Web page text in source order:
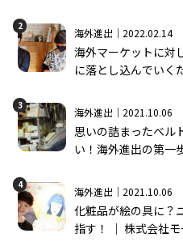
2
海外進出｜2022.02.14
海外マーケットに対
に落とし込んでいく
3
海外進出｜2021.10.06
思いの詰まったベル
い！海外進出の第一
4
海外進出｜2021.10.06
化粧品が絵の具に？
指す！ │ 株式会社